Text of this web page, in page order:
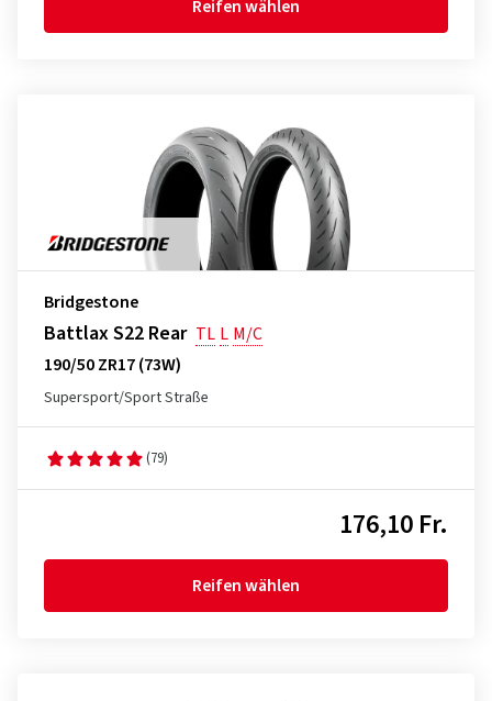
Reifen wählen
Bridgestone
Battlax S22 Rear TL L M/C
190/50 ZR17 (73W)
Supersport/Sport Straße
(79)
176,10 Fr.
Reifen wählen